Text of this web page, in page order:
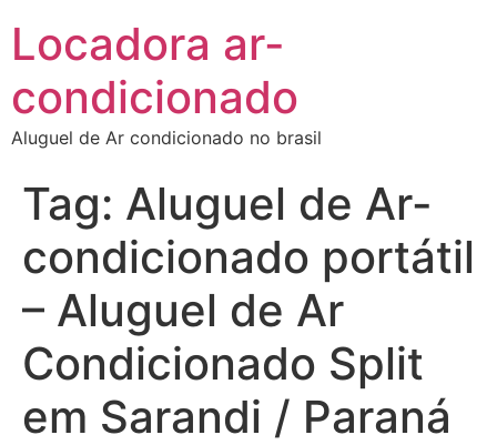
Locadora ar-
condicionado
Aluguel de Ar condicionado no brasil
Tag: Aluguel de Ar-
condicionado portátil
– Aluguel de Ar
Condicionado Split
em Sarandi / Paraná